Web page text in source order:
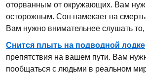
оторванным от окружающих. Вам
осторожным. Сон намекает на смерть
Вам нужно внимательнее слушать то,
Снится плыть на подводной лодке
препятствия на вашем пути. Вам
пообщаться с людьми в реальном